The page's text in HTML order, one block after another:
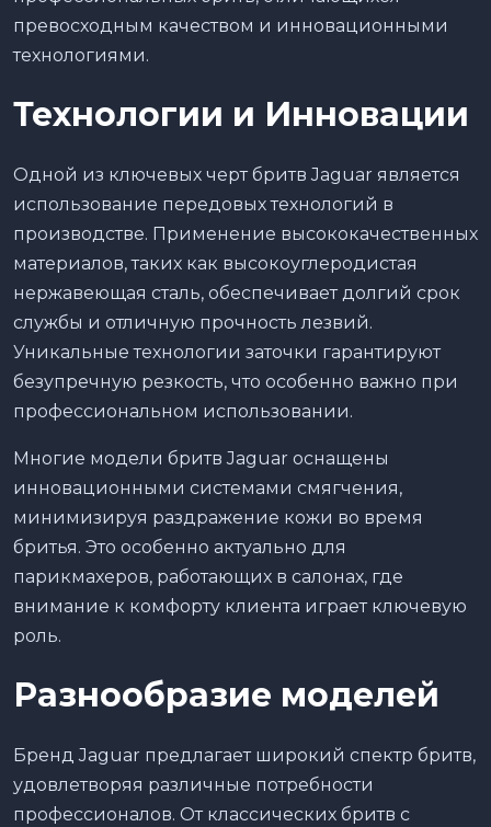
превосходным качеством и инновационными
технологиями.
Технологии и Инновации
Одной из ключевых черт бритв Jaguar является
использование передовых технологий в
производстве. Применение высококачественных
материалов, таких как высокоуглеродистая
нержавеющая сталь, обеспечивает долгий срок
службы и отличную прочность лезвий.
Уникальные технологии заточки гарантируют
безупречную резкость, что особенно важно при
профессиональном использовании.
Многие модели бритв Jaguar оснащены
инновационными системами смягчения,
минимизируя раздражение кожи во время
бритья. Это особенно актуально для
парикмахеров, работающих в салонах, где
внимание к комфорту клиента играет ключевую
роль.
Разнообразие моделей
Бренд Jaguar предлагает широкий спектр бритв,
удовлетворяя различные потребности
профессионалов. От классических бритв с